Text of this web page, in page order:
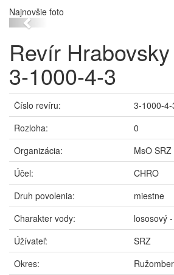
Najnovšie foto
Previous
Revír
3-1000-4-3
Číslo revíru:
3-1000-4-
Rozloha:
0
Organizácia:
MsO
Účel:
CHRO
Druh povolenia:
miestne
Charakter vody:
lososový
Úžívateľ:
SRZ
Okres: